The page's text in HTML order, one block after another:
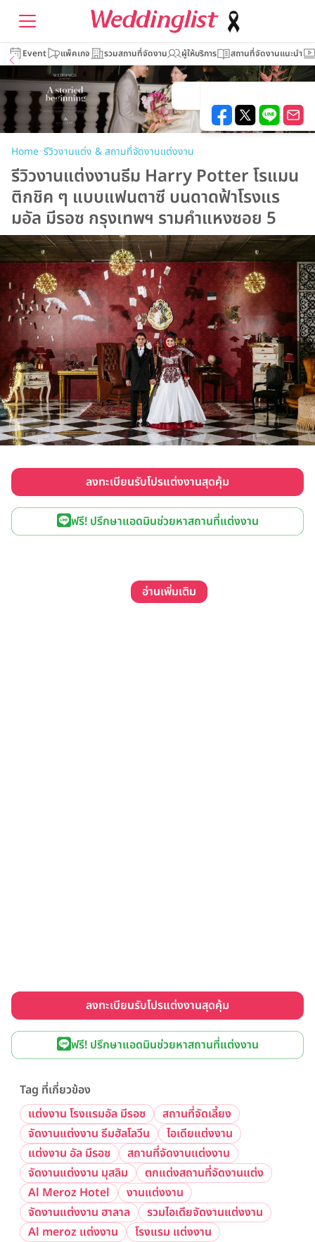
Event แพ็คเกจ รวมสถานที่จัดงาน ผู้ให้บริการ สถานที่จัดงานแนะนำ
Home–รีวิวงานแต่ง & สถานที่จัดงานแต่งงาน
รีวิวงานแต่งงานธีม Harry Potter โรแมน
ติกชิค ๆ แบบแฟนตาซี บนดาดฟ้าโรงแร
มอัล มีรอซ กรุงเทพฯ รามคำแหงซอย 5
ลงทะเบียนรับโปรแต่งงานสุดคุ้ม
ฟรี! ปรึกษาแอดมินช่วยหาสถานที่แต่งงาน
อ่านเพิ่มเติม
ลงทะเบียนรับโปรแต่งงานสุดคุ้ม
ฟรี! ปรึกษาแอดมินช่วยหาสถานที่แต่งงาน
Tag ที่เกี่ยวข้อง
แต่งงาน โรงแรมอัล มีรอซ
สถานที่จัดเลี้ยง
จัดงานแต่งงาน ธีมฮัลโลวีน
ไอเดียแต่งงาน
แต่งงาน อัล มีรอซ
สถานที่จัดงานแต่งงาน
จัดงานแต่งงาน มุสลิม
ตกแต่งสถานที่จัดงานแต่ง
Al Meroz Hotel
งานแต่งงาน
จัดงานแต่งงาน ฮาลาล
รวมไอเดียจัดงานแต่งงาน
Al meroz แต่งงาน
โรงแรม แต่งงาน